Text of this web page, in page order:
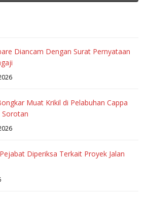
Diancam Dengan Surat Pernyataan
Muat Krikil di Pelabuhan Cappa
Sorotan
Diperiksa Terkait Proyek Jalan